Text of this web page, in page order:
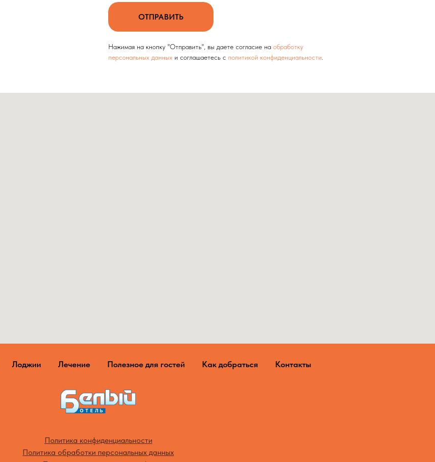
ОТПРАВИТЬ
Нажимая на кнопку "Отправить", вы даете согласие на обработку
персональных данных и соглашаетесь c политикой конфиденциальности.
Лоджии Лечение Полезное для гостей Как добраться Контакты
Политика конфиденциальности
Политика обработки персональных данных